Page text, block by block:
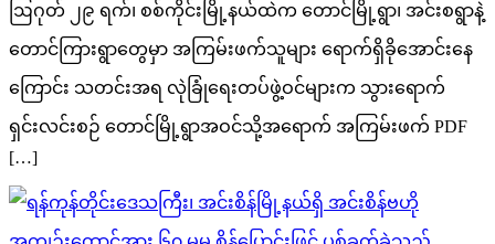
ဩဂုတ် ၂၉ ရက်၊ စစ်ကိုင်းမြို့နယ်ထဲက တောင်မြို့ရွာ၊ အင်းစရွာနဲ့
တောင်ကြားရွာတွေမှာ အကြမ်းဖက်သူများ ရောက်ရှိခိုအောင်းနေ
ကြောင်း သတင်းအရ လုဲခြုံရေးတပ်ဖွဲ့ဝင်များက သွားရောက်
ရှင်းလင်းစဉ် တောင်မြို့ရွာအဝင်သို့အရောက် အကြမ်းဖက် PDF
[…]